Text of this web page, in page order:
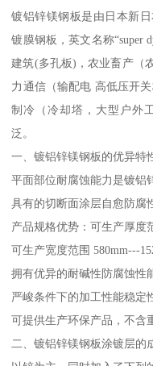
镀铝锌镁钢板是由日本新
镀膜钢板，英文名称“super
建筑(多孔板)，农业畜产（
力通信（输配电 高低压开
制冷（冷却塔，大型户外
泛。
一、镀铝锌镁钢板的优异特
平面部位耐腐蚀能力是镀铝
具有的切断面涂层自愈防腐
产品规格优势：可生产厚度
可生产宽度范围 580mm---
拥有优异的耐碱性防腐蚀性
严峻条件下的加工性能稳定
可提供生产环保产品，不含
二、镀铝锌镁钢板涂镀层的